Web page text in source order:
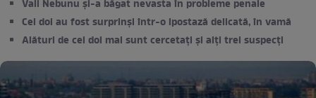
Vali Nebunu și-a băgat nevasta în probleme penale
Cei doi au fost surprinși într-o ipostază delicată, în vamă
Alături de cei doi mai sunt cercetați și alți trei suspecți